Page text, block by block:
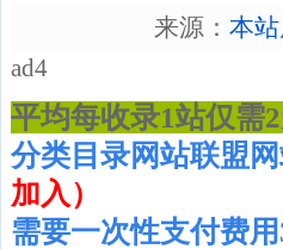
来源： 本站
ad4
平均每收录1站仅需
分类目录网站联盟
加入）
需要一次性支付费